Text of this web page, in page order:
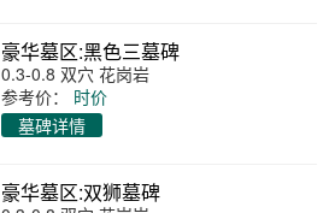
豪华墓区:黑色三墓碑
0.3-0.8 双穴 花岗岩
参考价：
时价
墓碑详情
豪华墓区:双狮墓碑